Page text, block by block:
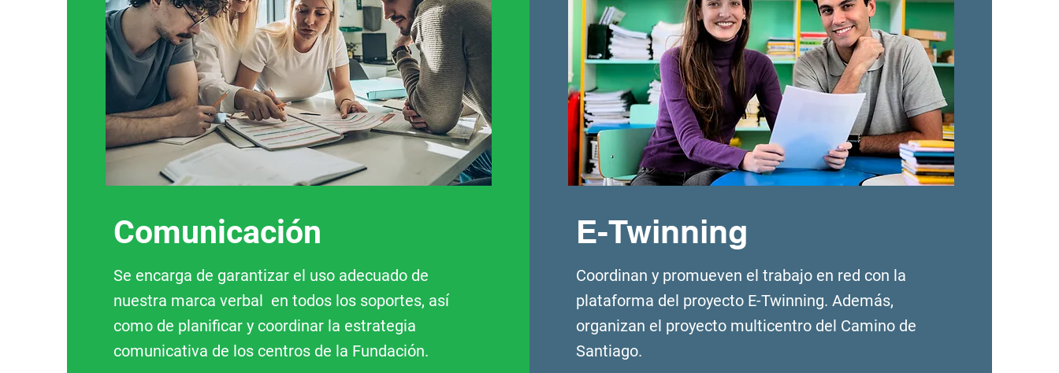
Comunicación
Se encarga de garantizar el uso adecuado de
nuestra marca verbal en todos los soportes, así
como de planificar y coordinar la estrategia
comunicativa de los centros de la Fundación.
E-Twinning
Coordinan y promueven el trabajo en red con la
plataforma del proyecto E-Twinning. Además,
organizan el proyecto multicentro del Camino de
Santiago.